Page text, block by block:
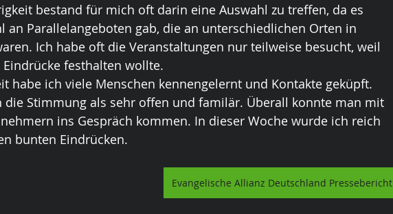
bestand für mich oft darin eine Auswahl zu treffen, da es
an Parallelangeboten gab, die an unterschiedlichen Orten in
Ich habe oft die Veranstaltungen nur teilweise besucht, weil
festhalten wollte.
habe ich viele Menschen kennengelernt und Kontakte geküpft.
die Stimmung als sehr offen und familär. Überall konnte man mit
ins Gespräch kommen. In dieser Woche wurde ich reich
bunten Eindrücken.
Evangelische Allianz Deutschland Pressebericht